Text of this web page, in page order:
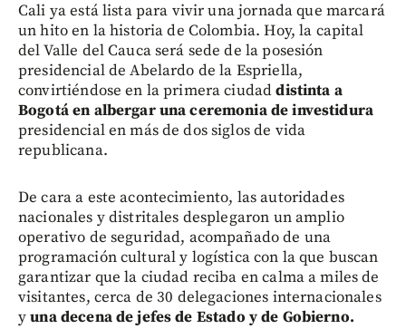
Cali ya está lista para vivir una jornada que marcará
un hito en la historia de Colombia. Hoy, la capital
del Valle del Cauca será sede de la posesión
presidencial de Abelardo de la Espriella,
convirtiéndose en la primera ciudaddistinta a
Bogotá en albergar una ceremonia de investidura
presidencial en más de dos siglos de vida
republicana.
De cara a este acontecimiento, las autoridades
nacionales y distritales desplegaron un amplio
operativo de seguridad, acompañado de una
programación cultural y logística con la que buscan
garantizar que la ciudad reciba en calma a miles de
visitantes, cerca de 30 delegaciones internacionales
yuna decena de jefes de Estado y de Gobierno.